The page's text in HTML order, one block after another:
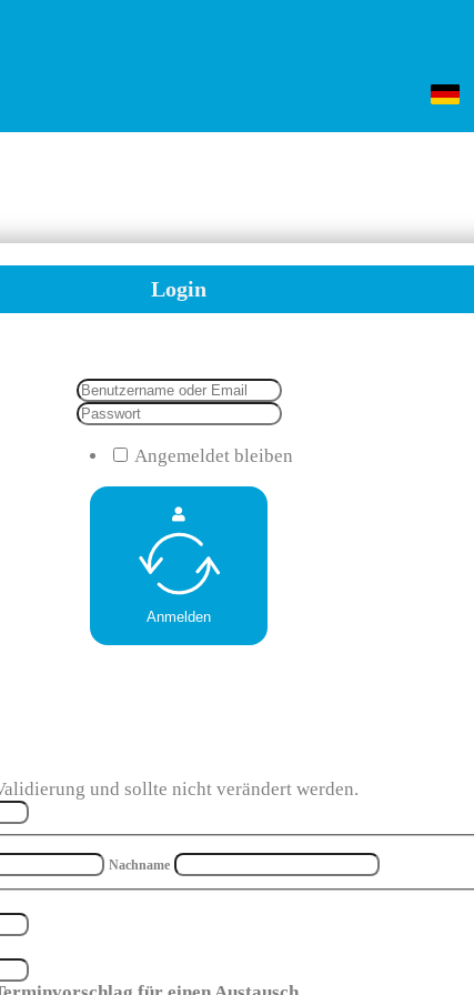
Login
Angemeldet bleiben
Anmelden
und sollte nicht verändert werden.
Nachname